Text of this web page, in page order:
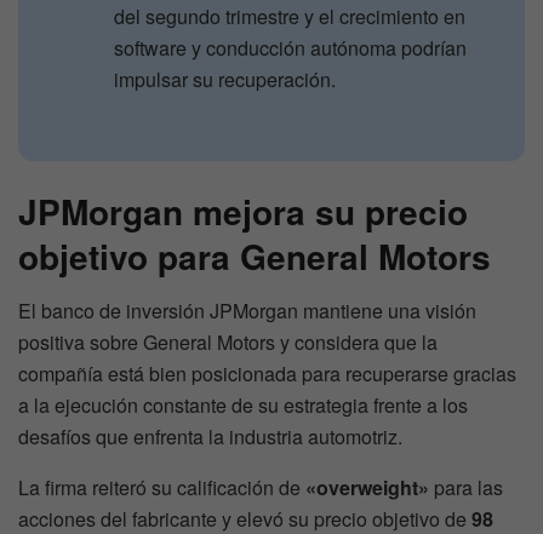
del segundo trimestre y el crecimiento en
software y conducción autónoma podrían
impulsar su recuperación.
JPMorgan mejora su precio
objetivo para General Motors
El banco de inversión JPMorgan mantiene una visión
positiva sobre General Motors y considera que la
compañía está bien posicionada para recuperarse gracias
a la ejecución constante de su estrategia frente a los
desafíos que enfrenta la industria automotriz.
La firma reiteró su calificación de «overweight» para las
acciones del fabricante y elevó su precio objetivo de 98